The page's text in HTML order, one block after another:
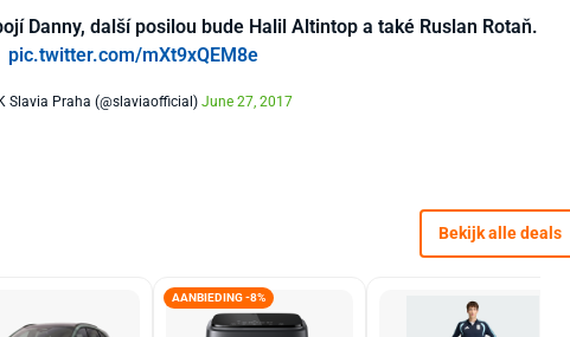
Danny, další posilou bude Halil Altintop a také Ruslan Rotaň.
pic.twitter.com/mXt9xQEM8e
Slavia Praha (@slaviaofficial) June 27, 2017
Bekijk alle deals
AANBIEDING -8%